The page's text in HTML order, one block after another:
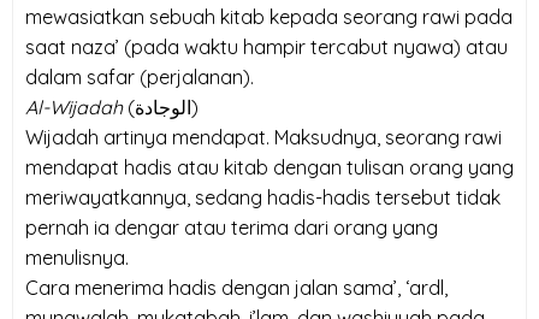
mewasiatkan sebuah kitab kepada seorang rawi pada
saat naza’ (pada waktu hampir tercabut nyawa) atau
dalam safar (perjalanan).
Al-Wijadah (الوجادة)
Wijadah artinya mendapat. Maksudnya, seorang rawi
mendapat hadis atau kitab dengan tulisan orang yang
meriwayatkannya, sedang hadis-hadis tersebut tidak
pernah ia dengar atau terima dari orang yang
menulisnya.
Cara menerima hadis dengan jalan sama’, ‘ardl,